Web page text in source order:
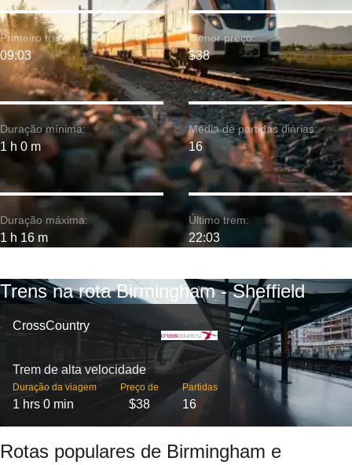
Duração mínima:
1 h 0 m
Primeiro trem:
09:03
Duração máxima:
1 h 16 m
Menor preço:
$38
Média de partidas diárias:
16
Último trem:
22:03
Trens na rota Birmingham - Sheffield
CrossCountry
Trem de alta velocidade
Duração da viagem
1 hrs 0 min
Preço de
$38
Partidas
16
Rotas populares de Birmingham e